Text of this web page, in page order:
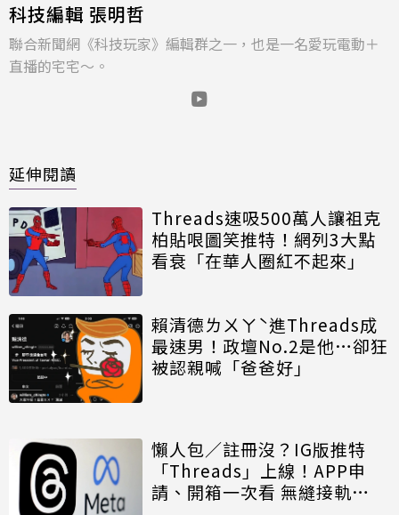
科技編輯 張明哲
聯合新聞網《科技玩家》編輯群之一，也是一名愛玩電動＋
直播的宅宅～。
延伸閱讀
Threads速吸500萬人讓祖克
柏貼哏圖笑推特！網列3大點
看衰「在華人圈紅不起來」
賴清德ㄌㄨㄚˋ進Threads成
最速男！政壇No.2是他…卻狂
被認親喊「爸爸好」
懶人包／註冊沒？IG版推特
「Threads」上線！APP申
請、開箱一次看 無縫接軌